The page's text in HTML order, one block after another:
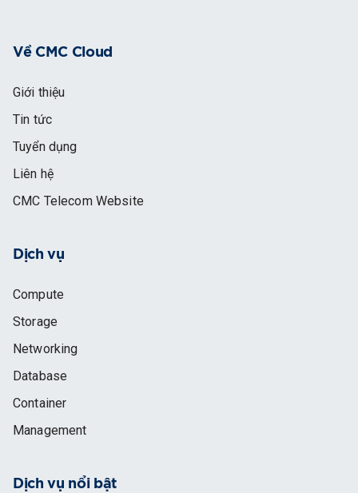
Về CMC Cloud
Giới thiệu
Tin tức
Tuyển dụng
Liên hệ
CMC Telecom Website
Dịch vụ
Compute
Storage
Networking
Database
Container
Management
Dịch vụ nổi bật